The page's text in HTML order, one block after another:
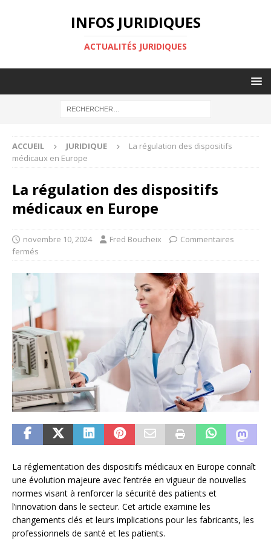
INFOS JURIDIQUES
ACTUALITÉS JURIDIQUES
ACCUEIL JURIDIQUE
La régulation des dispositifs
médicaux en Europe
La régulation des dispositifs
médicaux en Europe
novembre 10, 2024 Fred Boucheix
Commentaires
fermés
La réglementation des dispositifs médicaux en Europe connaît
une évolution majeure avec l’entrée en vigueur de nouvelles
normes visant à renforcer la sécurité des patients et
l’innovation dans le secteur. Cet article examine les
changements clés et leurs implications pour les fabricants, les
professionnels de santé et les patients.